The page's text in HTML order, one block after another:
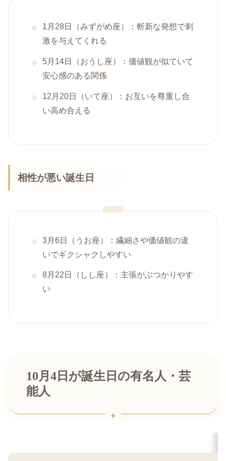
1月28日（みずがめ座）：斬新な発想で刺
激を与えてくれる
5月14日（おうし座）：価値観が似ていて
安心感のある関係
12月20日（いて座）：お互いを尊重し合
い高め合える
相性が悪い誕生日
3月6日（うお座）：繊細さや価値観の違
いでギクシャクしやすい
8月22日（しし座）：主張がぶつかりやす
い
10月4日が誕生日の有名人・芸
能人